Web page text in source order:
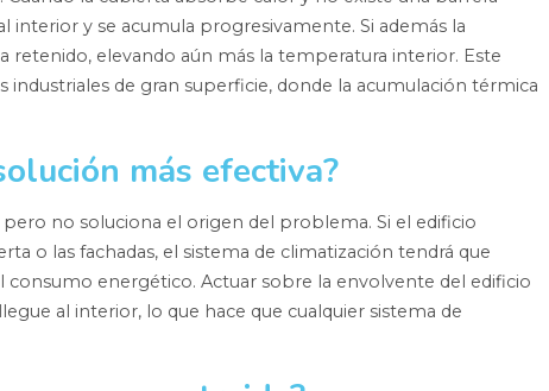
interior y se acumula progresivamente. Si además la
retenido, elevando aún más la temperatura interior. Este
de gran superficie, donde la acumulación térmica
más efectiva?
no soluciona el origen del problema. Si el edificio
o las fachadas, el sistema de climatización tendrá que
energético. Actuar sobre la envolvente del edificio
al interior, lo que hace que cualquier sistema de